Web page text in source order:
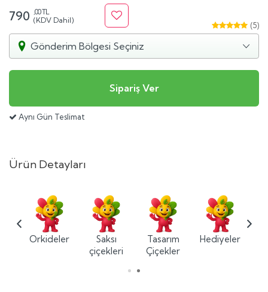
790 ,00 TL
(KDV Dahil)
(5)
3 Yorum
Gönderim Bölgesi Seçiniz
Aynı Gün Teslimat
Ürün Detayları
Orkideler
Saksı
çiçekleri
Tasarım
Çiçekler
Hediyeler